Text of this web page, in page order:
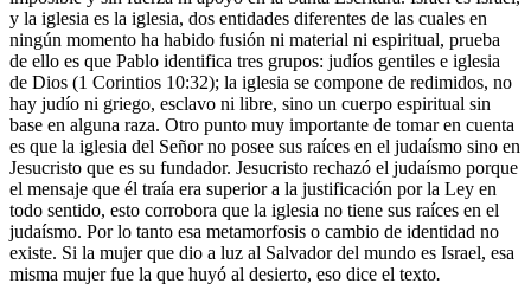
y la iglesia es la iglesia, dos entidades diferentes de las cuales en
ningún momento ha habido fusión ni material ni espiritual, prueba
de ello es que Pablo identifica tres grupos: judíos gentiles e iglesia
de Dios (1 Corintios 10:32); la iglesia se compone de redimidos, no
hay judío ni griego, esclavo ni libre, sino un cuerpo espiritual sin
base en alguna raza. Otro punto muy importante de tomar en cuenta
es que la iglesia del Señor no posee sus raíces en el judaísmo sino en
Jesucristo que es su fundador. Jesucristo rechazó el judaísmo porque
el mensaje que él traía era superior a la justificación por la Ley en
todo sentido, esto corrobora que la iglesia no tiene sus raíces en el
judaísmo. Por lo tanto esa metamorfosis o cambio de identidad no
existe. Si la mujer que dio a luz al Salvador del mundo es Israel, esa
misma mujer fue la que huyó al desierto, eso dice el texto.